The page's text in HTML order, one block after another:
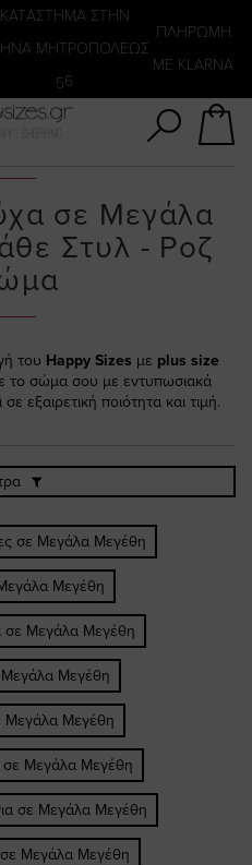
KATΑΣΤΗΜΑ ΣΤΗΝ
ΜΗΤΡΟΠΟΛΕΩΣ
56
ΠΛΗΡΩΜΗ
ΜΕ KLARNA
σε Μεγάλα
Στυλ - Ροζ
του Happy Sizes με plus size
το σώμα σου με εντυπωσιακά
εξαιρετική ποιότητα και τιμή.
σε Μεγάλα Μεγέθη
Μεγέθη
σε Μεγάλα Μεγέθη
Μεγέθη
Μεγάλα Μεγέθη
σε Μεγάλα Μεγέθη
σε Μεγάλα Μεγέθη
σε Μεγάλα Μεγέθη